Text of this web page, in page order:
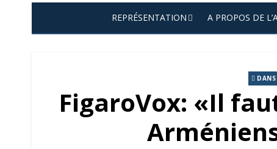
REPRÉSENTATION A PROPOS DE
FigaroVox: «Il